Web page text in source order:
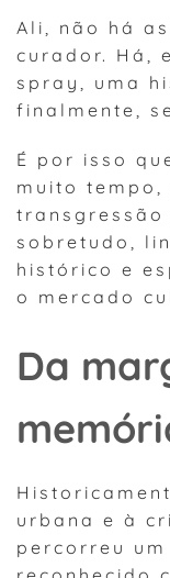
Ali, não há
curador. Há,
spray, uma
finalmente,
É por isso
muito tempo,
sobretudo,
histórico e
o mercado
Da
urbana e à
percorreu